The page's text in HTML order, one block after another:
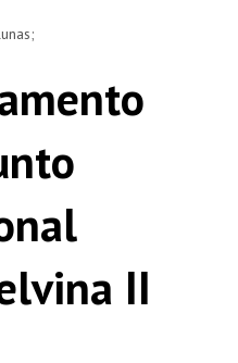
II